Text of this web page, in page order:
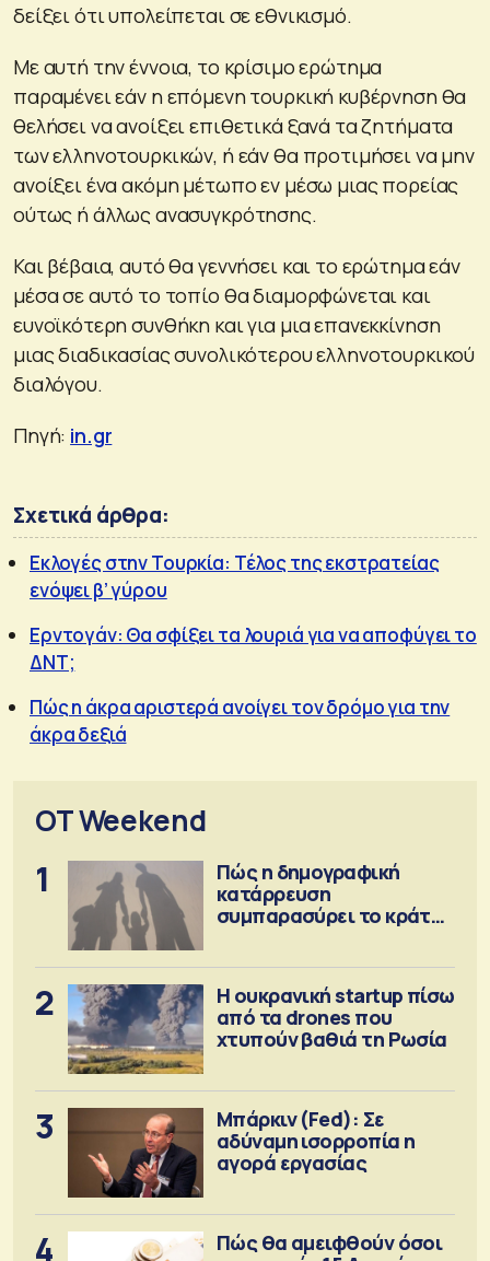
δείξει ότι υπολείπεται σε εθνικισμό.
Με αυτή την έννοια, το κρίσιμο ερώτημα
παραμένει εάν η επόμενη τουρκική κυβέρνηση θα
θελήσει να ανοίξει επιθετικά ξανά τα ζητήματα
των ελληνοτουρκικών, ή εάν θα προτιμήσει να μην
ανοίξει ένα ακόμη μέτωπο εν μέσω μιας πορείας
ούτως ή άλλως ανασυγκρότησης.
Και βέβαια, αυτό θα γεννήσει και το ερώτημα εάν
μέσα σε αυτό το τοπίο θα διαμορφώνεται και
ευνοϊκότερη συνθήκη και για μια επανεκκίνηση
μιας διαδικασίας συνολικότερου ελληνοτουρκικού
διαλόγου.
Πηγή: in.gr
Σχετικά άρθρα:
Εκλογές στην Τουρκία: Τέλος της εκστρατείας
ενόψει β’ γύρου
Ερντογάν: Θα σφίξει τα λουριά για να αποφύγει το
ΔΝΤ;
Πώς η άκρα αριστερά ανοίγει τον δρόμο για την
άκρα δεξιά
OT Weekend
1
Πώς η δημογραφική
κατάρρευση
συμπαρασύρει το κράτος
2
Η ουκρανική startup πίσω
από τα drones που
χτυπούν βαθιά τη Ρωσία
3
Μπάρκιν (Fed): Σε
αδύναμη ισορροπία η
αγορά εργασίας
4
Πώς θα αμειφθούν όσοι